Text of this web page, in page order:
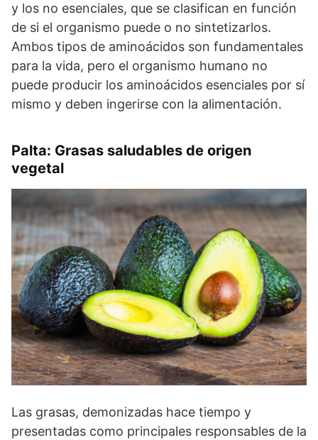
y los no esenciales, que se clasifican en función
de si el organismo puede o no sintetizarlos.
Ambos tipos de aminoácidos son fundamentales
para la vida, pero el organismo humano no
puede producir los aminoácidos esenciales por sí
mismo y deben ingerirse con la alimentación.
Palta: Grasas saludables de origen
vegetal
Las grasas, demonizadas hace tiempo y
presentadas como principales responsables de la